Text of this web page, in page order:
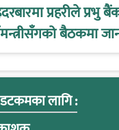
प्रहरीले
बैठकमा
लागि :